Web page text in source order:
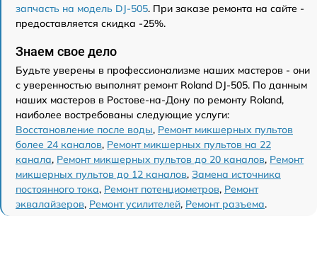
запчасть на модель DJ-505. При заказе ремонта на сайте -
предоставляется скидка -25%.
Знаем свое дело
Будьте уверены в профессионализме наших мастеров - они
с уверенностью выполнят ремонт Roland DJ-505. По данным
наших мастеров в Ростове-на-Дону по ремонту Roland,
наиболее востребованы следующие услуги:
Восстановление после воды, Ремонт микшерных пультов
более 24 каналов, Ремонт микшерных пультов на 22
канала, Ремонт микшерных пультов до 20 каналов, Ремонт
микшерных пультов до 12 каналов, Замена источника
постоянного тока, Ремонт потенциометров, Ремонт
эквалайзеров, Ремонт усилителей, Ремонт разъема.